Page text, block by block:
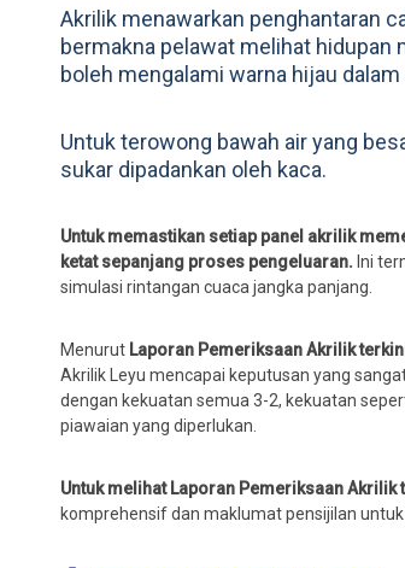
Akrilik menawarkan penghantaran
bermakna pelawat melihat hidupan
boleh mengalami warna hijau
Untuk terowong bawah air yang
sukar dipadankan oleh kaca.
Untuk memastikan setiap panel akrilik
ketat sepanjang proses pengeluaran. Ini
simulasi rintangan cuaca jangka panjang.
Menurut Laporan Pemeriksaan Akrilik
Akrilik Leyu mencapai keputusan yang
dengan kekuatan semua 3-2, kekuatan
piawaian yang diperlukan.
Untuk melihat Laporan Pemeriksaan Akrilik
komprehensif dan maklumat pensijilan